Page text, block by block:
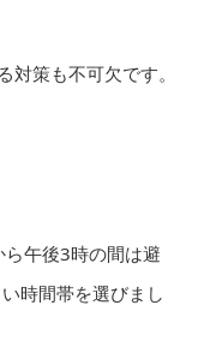
対策も不可欠です。
午後3時の間は避
時間帯を選びまし